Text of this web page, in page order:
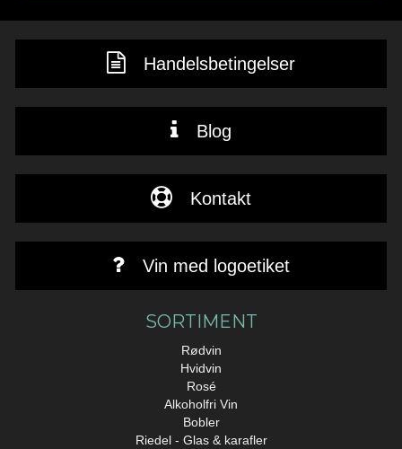
Handelsbetingelser
Blog
Kontakt
Vin med logoetiket
SORTIMENT
Rødvin
Hvidvin
Rosé
Alkoholfri Vin
Bobler
Riedel - Glas & karafler